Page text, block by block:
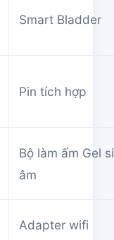
Smart Bladder
Pin tích hợp
Bộ làm ấm Gel
âm
Adapter wifi